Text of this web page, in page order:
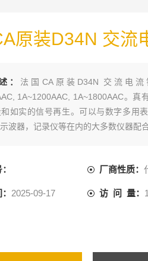
原装D34N 交流
： 法国CA原装D34N 交流电流
1A~1200AAC, 1A~1800AAC。真
如实的信号再生。可以与数字多用
波器，记录仪等在内的大多数仪器配合
厂商性质：
2025-09-17 访 问 量：